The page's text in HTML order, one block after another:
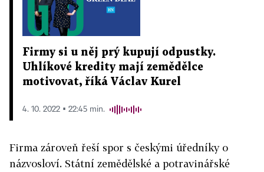
Firmy si u něj prý kupují odpustky.
Uhlíkové kredity mají zemědělce
motivovat, říká Václav Kurel
4. 10. 2022 ▪ 22:45 min.
Firma zároveň řeší spor s českými úředníky o
názvosloví. Státní zemědělské a potravinářské